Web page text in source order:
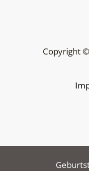
Copyright